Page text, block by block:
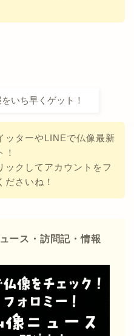
いち早くゲット！
ッターやLINEで仏像最新
ックしてアカウントをフ
ださいね！
ース・訪問記・情報